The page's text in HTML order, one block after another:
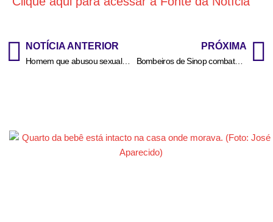
NOTÍCIA ANTERIOR
Homem que abusou sexualmente da filha é preso em Tapurah
PRÓXIMA
Bombeiros de Sinop combatem incêndio em carreta que transportava bebida alcoólica